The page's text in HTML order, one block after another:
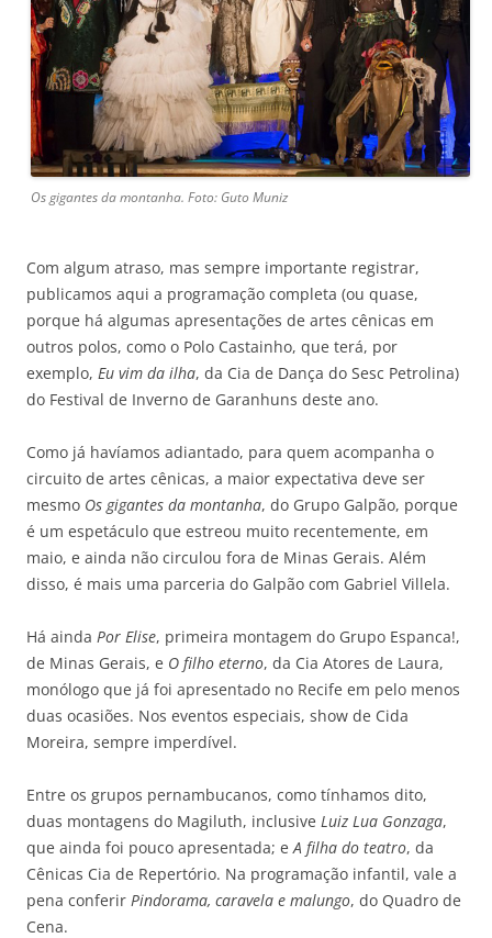
Os gigantes da montanha. Foto: Guto Muniz
Com algum atraso, mas sempre importante registrar,
publicamos aqui a programação completa (ou quase,
porque há algumas apresentações de artes cênicas em
outros polos, como o Polo Castainho, que terá, por
exemplo, Eu vim da ilha, da Cia de Dança do Sesc Petrolina)
do Festival de Inverno de Garanhuns deste ano.
Como já havíamos adiantado, para quem acompanha o
circuito de artes cênicas, a maior expectativa deve ser
mesmo Os gigantes da montanha, do Grupo Galpão, porque
é um espetáculo que estreou muito recentemente, em
maio, e ainda não circulou fora de Minas Gerais. Além
disso, é mais uma parceria do Galpão com Gabriel Villela.
Há ainda Por Elise, primeira montagem do Grupo Espanca!,
de Minas Gerais, e O filho eterno, da Cia Atores de Laura,
monólogo que já foi apresentado no Recife em pelo menos
duas ocasiões. Nos eventos especiais, show de Cida
Moreira, sempre imperdível.
Entre os grupos pernambucanos, como tínhamos dito,
duas montagens do Magiluth, inclusive Luiz Lua Gonzaga,
que ainda foi pouco apresentada; eA filha do teatro, da
Cênicas Cia de Repertório. Na programação infantil, vale a
pena conferir Pindorama, caravela e malungo, do Quadro de
Cena.